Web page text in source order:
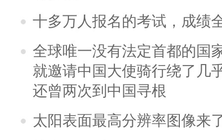
十多万人报名的考试，成绩
全球唯一没有法定首都的国
就邀请中国大使骑行绕了几
还曾两次到中国寻根
太阳表面最高分辨率图像来